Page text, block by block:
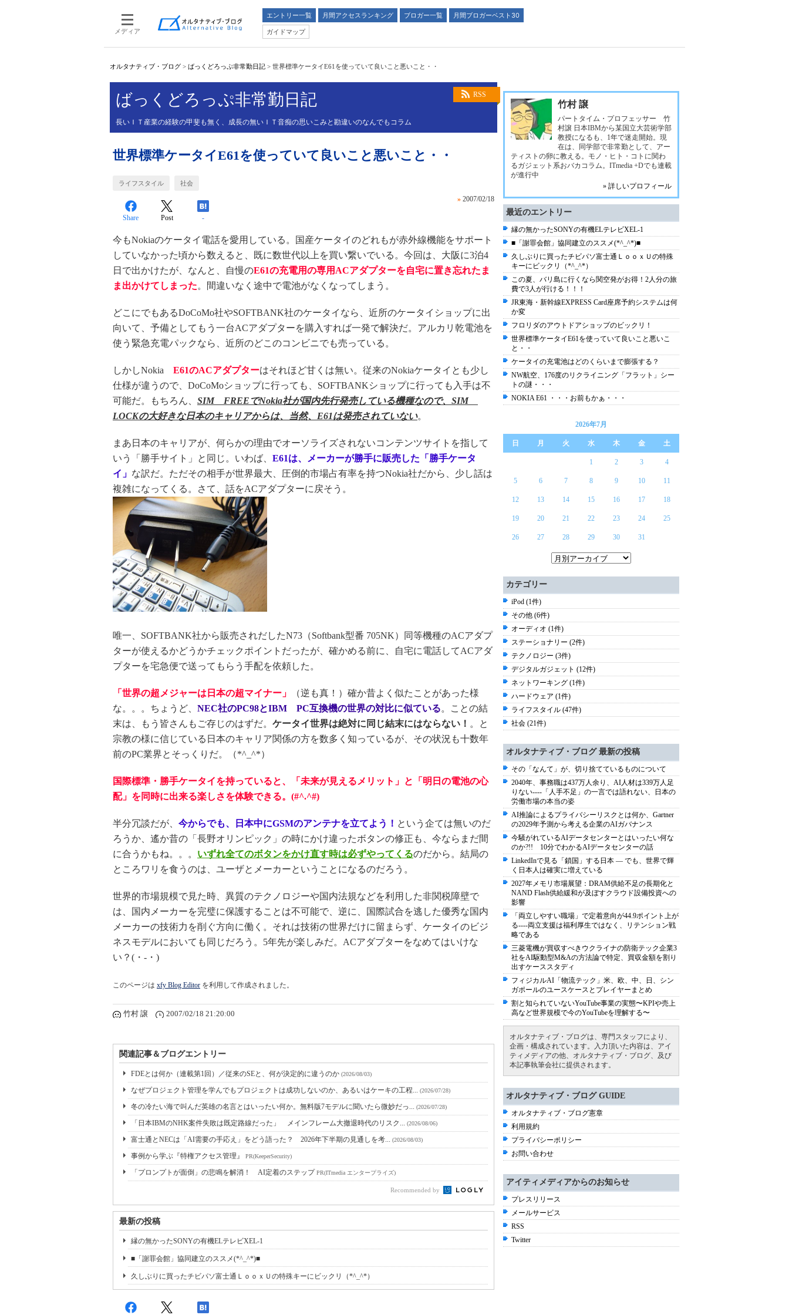
メディア
エントリー一覧 月間アクセスランキング ブロガー一覧
月間ブロガーベスト30
ガイドマップ
オルタナティブ・ブログ > ばっくどろっぷ非常勤日記 > 世界標準ケータイE61を使っていて良いこと悪いこと・・
RSS
ばっくどろっぷ非常勤日記
長いＩＴ産業の経験の甲斐も無く、成長の無いＩＴ音痴の思いこみと勘違いのなんでもコラム
世界標準ケータイE61を使っていて良いこと悪いこと・・
ライフスタイル 社会
» 2007/02/18
Share Post -
今もNokiaのケータイ電話を愛用している。国産ケータイのどれもが赤外線機能をサポート
していなかった頃から数えると、既に数世代以上を買い繋いでいる。今回は、大阪に3泊4
日で出かけたが、なんと、自慢のE61の充電用の専用ACアダプターを自宅に置き忘れたま
ま出かけてしまった。間違いなく途中で電池がなくなってしまう。
どこにでもあるDoCoMo社やSOFTBANK社のケータイなら、近所のケータイショップに出
向いて、予備としてもう一台ACアダプターを購入すれば一発で解決だ。アルカリ乾電池を
使う緊急充電パックなら、近所のどこのコンビニでも売っている。
しかしNokia E61のACアダプターはそれほど甘くは無い。従来のNokiaケータイとも少し
仕様が違うので、DoCoMoショップに行っても、SOFTBANKショップに行っても入手は不
可能だ。もちろん、 SIM FREEでNokia社が国内先行発売している機種なので、SIM
LOCKの大好きな日本のキャリアからは、当然、E61は発売されていない。
まあ日本のキャリアが、何らかの理由でオーソライズされないコンテンツサイトを指して
いう「勝手サイト」と同じ。いわば、 E61は、メーカーが勝手に販売した「勝手ケータ
イ」 な訳だ。ただその相手が世界最大、圧倒的市場占有率を持つNokia社だから、少し話は
複雑になってくる。さて、話をACアダプターに戻そう。
唯一、SOFTBANK社から販売されだしたN73（Softbank型番 705NK）同等機種のACアダプ
ターが使えるかどうかチェックポイントだったが、確かめる前に、自宅に電話してACアダ
プターを宅急便で送ってもらう手配を依頼した。
「世界の超メジャーは日本の超マイナー」
（逆も真！）確か昔よく似たことがあった様
な。。。ちょうど、 NEC社のPC98とIBM PC互換機の世界の対比に似ている。ことの結
末は、もう皆さんもご存じのはずだ。 ケータイ世界は絶対に同じ結末にはならない！ 。と
宗教の様に信じている日本のキャリア関係の方を数多く知っているが、その状況も十数年
前のPC業界とそっくりだ。（*^_^*）
国際標準・勝手ケータイを持っていると、「未来が見えるメリット」と「明日の電池の心
配」を同時に出来る楽しさを体験できる。(#^.^#)
半分冗談だが、 今からでも、日本中にGSMのアンテナを立てよう！ という企ては無いのだ
ろうか、遙か昔の「長野オリンピック」の時にかけ違ったボタンの修正も、今ならまだ間
に合うかもね。。。 いずれ全てのボタンをかけ直す時は必ずやってくるのだから。結局の
ところワリを食うのは、ユーザとメーカーということになるのだろう。
世界的市場規模で見た時、異質のテクノロジーや国内法規などを利用した非関税障壁で
は、国内メーカーを完璧に保護することは不可能で、逆に、国際試合を逃した優秀な国内
メーカーの技術力を削ぐ方向に働く。それは技術の世界だけに留まらず、ケータイのビジ
ネスモデルにおいても同じだろう。5年先が楽しみだ。ACアダプターをなめてはいけな
い？(・-・)
このページは xfy Blog Editor を利用して作成されました。
竹村 譲 2007/02/18 21:20:00
関連記事＆ブログエントリー
FDEとは何か（連載第1回）／従来のSEと、何が決定的に違うのか (2026/08/03)
なぜプロジェクト管理を学んでもプロジェクトは成功しないのか、あるいはケーキの工程... (2026/07/28)
冬の冷たい海で叫んだ英雄の名言とはいったい何か。無料版7モデルに聞いたら微妙だっ... (2026/07/28)
「日本IBMのNHK案件失敗は既定路線だった」 メインフレーム大撤退時代のリスク... (2026/08/06)
富士通とNECは「AI需要の手応え」をどう語った？ 2026年下半期の見通しを考... (2026/08/03)
事例から学ぶ『特権アクセス管理』 PR(KeeperSecurity)
「プロンプトが面倒」の悲鳴を解消！ AI定着のステップPR(ITmedia エンタープライズ)
Recommended by
最新の投稿
縁の無かったSONYの有機ELテレビXEL-1
■「謝罪会館」協同建立のススメ(*^_^*)■
久しぶりに買ったチビパソ富士通ＬｏｏｘＵの特殊キーにビックリ（*^_^*）
竹村 譲
パートタイム・プロフェッサー 竹
村譲 日本IBMから某国立大芸術学部
教授になるも、1年で迷走開始。現
在は、同学部で非常勤として、アー
ティストの卵に教える。モノ・ヒト・コトに関わ
るガジェット系おバカコラム。ITmedia +Dでも連載
が進行中
» 詳しいプロフィール
最近のエントリー
縁の無かったSONYの有機ELテレビXEL-1
■「謝罪会館」協同建立のススメ(*^_^*)■
久しぶりに買ったチビパソ富士通ＬｏｏｘＵの特殊
キーにビックリ（*^_^*）
この夏、バリ島に行くなら関空発がお得！2人分の旅
費で3人が行ける！！！
JR東海・新幹線EXPRESS Card座席予約システムは何
か変
フロリダのアウトドアショップのビックリ！
世界標準ケータイE61を使っていて良いこと悪いこ
と・・
ケータイの充電池はどのくらいまで膨張する？
NW航空、176度のリクライニング「フラット」シー
トの謎・・・
NOKIA E61 ・・・お前もかぁ・・・
2026年7月
日 月 火 水 木 金 土
1 2 3 4
5 6 7 8 9 10 11
12 13 14 15 16 17 18
19 20 21 22 23 24 25
26 27 28 29 30 31
カテゴリー
iPod (1件)
その他 (6件)
オーディオ (1件)
ステーショナリー (2件)
テクノロジー (3件)
デジタルガジェット (12件)
ネットワーキング (1件)
ハードウェア (1件)
ライフスタイル (47件)
社会 (21件)
オルタナティブ・ブログ 最新の投稿
その「なんて」が、切り捨てているものについて
2040年、事務職は437万人余り、AI人材は339万人足
りない----「人手不足」の一言では語れない、日本の
労働市場の本当の姿
AI推論によるプライバシーリスクとは何か、Gartner
の2029年予測から考える企業のAIガバナンス
今騒がれているAIデータセンターとはいったい何な
のか?!! 10分でわかるAIデータセンターの話
LinkedInで見る「鎖国」する日本 ― でも、世界で輝
く日本人は確実に増えている
2027年メモリ市場展望：DRAM供給不足の長期化と
NAND Flash供給緩和が及ぼすクラウド設備投資への
影響
「両立しやすい職場」で定着意向が44.9ポイント上が
る----両立支援は福利厚生ではなく、リテンション戦
略である
三菱電機が買収すべきウクライナの防衛テック企業3
社をAI駆動型M&Aの方法論で特定、買収金額を割り
出すケーススタディ
フィジカルAI「物流テック」米、欧、中、日、シン
ガポールのユースケースとプレイヤーまとめ
割と知られていないYouTube事業の実態〜KPIや売上
高など世界規模で今のYouTubeを理解する〜
オルタナティブ・ブログは、専門スタッフにより、
企画・構成されています。入力頂いた内容は、アイ
ティメディアの他、オルタナティブ・ブログ、及び
本記事執筆会社に提供されます。
オルタナティブ・ブログ GUIDE
オルタナティブ・ブログ憲章
利用規約
プライバシーポリシー
お問い合わせ
アイティメディアからのお知らせ
プレスリリース
メールサービス
RSS
Twitter